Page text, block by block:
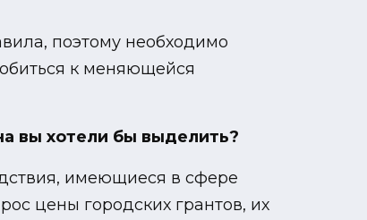
поэтому необходимо
к меняющейся
вы хотели бы выделить?
имеющиеся в сфере
цены городских грантов, их